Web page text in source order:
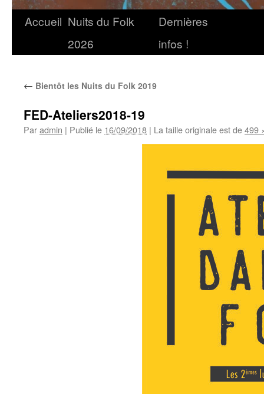
Accueil Nuits du Folk
2026
Dernières
infos !
← Bientôt les Nuits du Folk 2019
FED-Ateliers2018-19
Paradmin | Publié le 16/09/2018 | La taille originale est de499